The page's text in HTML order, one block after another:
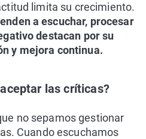
limita su crecimiento.
a escuchar, procesar
destacan por su
y mejora continua.
las críticas?
no sepamos gestionar
Cuando escuchamos